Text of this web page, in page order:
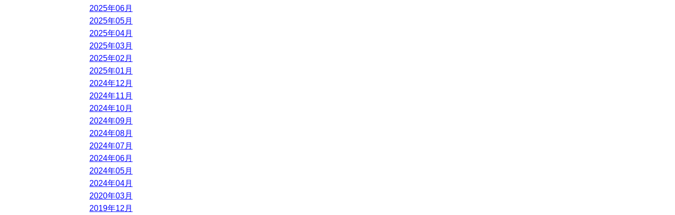
2025年06月
2025年05月
2025年04月
2025年03月
2025年02月
2025年01月
2024年12月
2024年11月
2024年10月
2024年09月
2024年08月
2024年07月
2024年06月
2024年05月
2024年04月
2020年03月
2019年12月